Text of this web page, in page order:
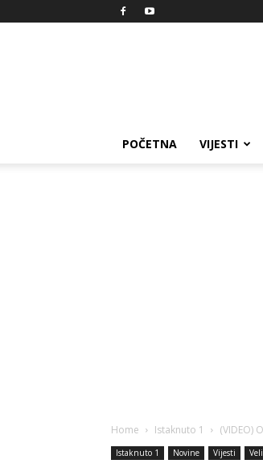
POČETNA VIJESTI
Home Istaknuto 1 (VIDEO)
Istaknuto 1 Novine Vijesti